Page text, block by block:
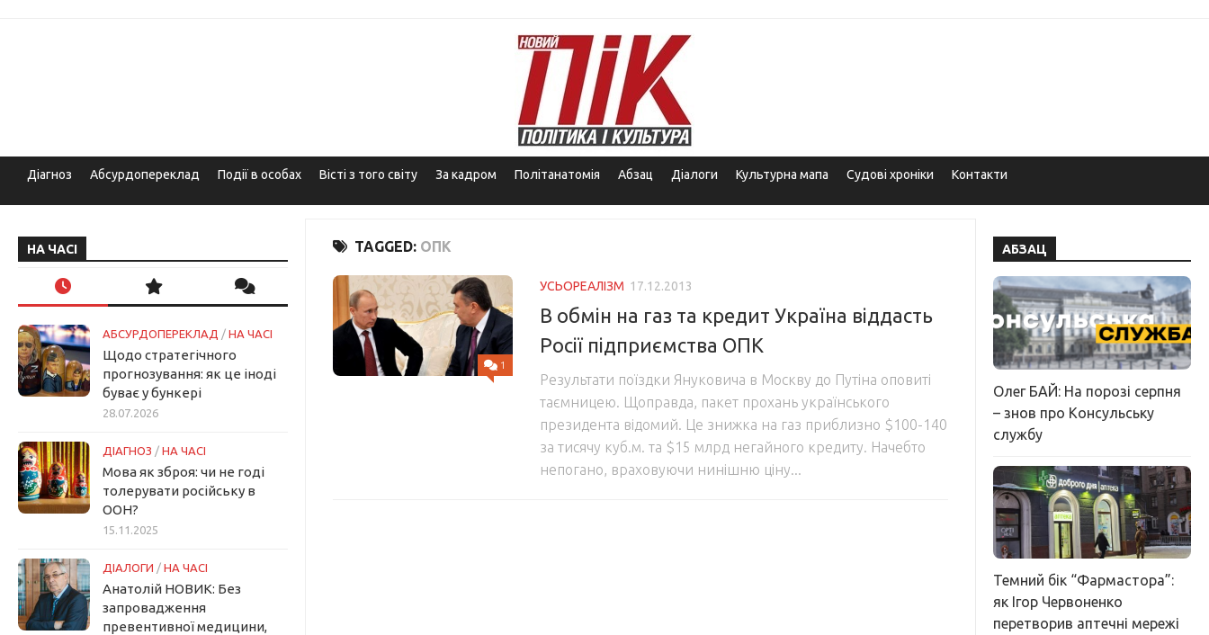
Діагноз Абсурдопереклад Події в особах Вісті з того світу За кадром Політанатомія Абзац Діалоги Культурна мапа Судові хроніки Контакти
TAGGED: ОПК
1
УСЬОРЕАЛІЗМ 17.12.2013
В обмін на газ та кредит Україна віддасть
Росії підприємства ОПК
Результати поїздки Януковича в Москву до Путіна оповиті
таємницею. Щоправда, пакет прохань українського
президента відомий. Це знижка на газ приблизно $100-140
за тисячу куб.м. та $15 млрд негайного кредиту. Начебто
непогано, враховуючи нинішню ціну...
НА ЧАСІ
АБСУРДОПЕРЕКЛАД / НА ЧАСІ
Щодо стратегічного
прогнозування: як це іноді
буває у бункері
28.07.2026
ДІАГНОЗ / НА ЧАСІ
Мова як зброя: чи не годі
толерувати російську в
ООН?
15.11.2025
ДІАЛОГИ / НА ЧАСІ
Анатолій НОВИК: Без
запровадження
превентивної медицини,
АБЗАЦ
Олег БАЙ: На порозі серпня
– знов про Консульську
службу
Темний бік “Фармастора”:
як Ігор Червоненко
перетворив аптечні мережі